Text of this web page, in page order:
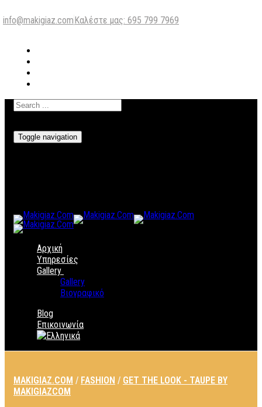
info@makigiaz.comΚαλέστε μας: 695 799 7969
Toggle navigation
Αρχική
Υπηρεσίες
Gallery
Gallery
Βιογραφικό
Blog
Επικοινωνία
MAKIGIAZ.COM / FASHION / GET THE LOOK - TAUPE BY
MAKIGIAZCOM